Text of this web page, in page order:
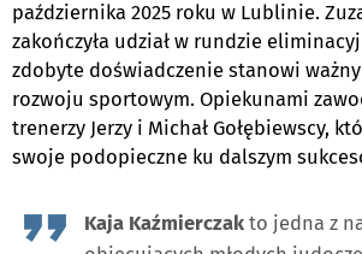
października 2025 roku w Lublinie.
zakończyła udział w rundzie
zdobyte doświadczenie stanowi
rozwoju sportowym. Opiekunami
trenerzy Jerzy i Michał Gołębiewscy,
swoje podopieczne ku dalszym
Kaja Kaźmierczak to jedna z